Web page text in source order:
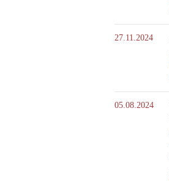
27.11.2024
05.08.2024